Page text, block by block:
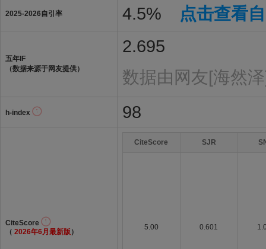
2025-2026自引率 4.5% 点击查看
五年IF
（数据来源于网友提供）
2.695
数据由网友[海然
h-index 98
CiteScore
（ 2026年6月最新版 ）
CiteScore SJR
5.00 0.601